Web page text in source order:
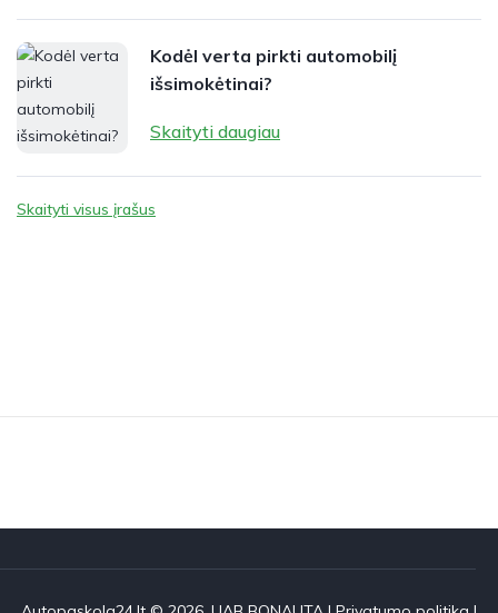
Kodėl verta pirkti automobilį
išsimokėtinai?
Skaityti daugiau
Skaityti visus įrašus